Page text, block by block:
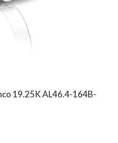
19.25K AL46.4-164B-